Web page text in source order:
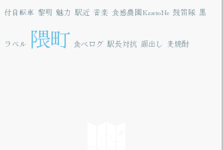
付自転車 黎明 魅力 駅近 音楽 食感農園KazetoNe 鼓笛隊 黒
ラベル 隈町 食べログ 駅長対抗 顔出し 麦焼酎